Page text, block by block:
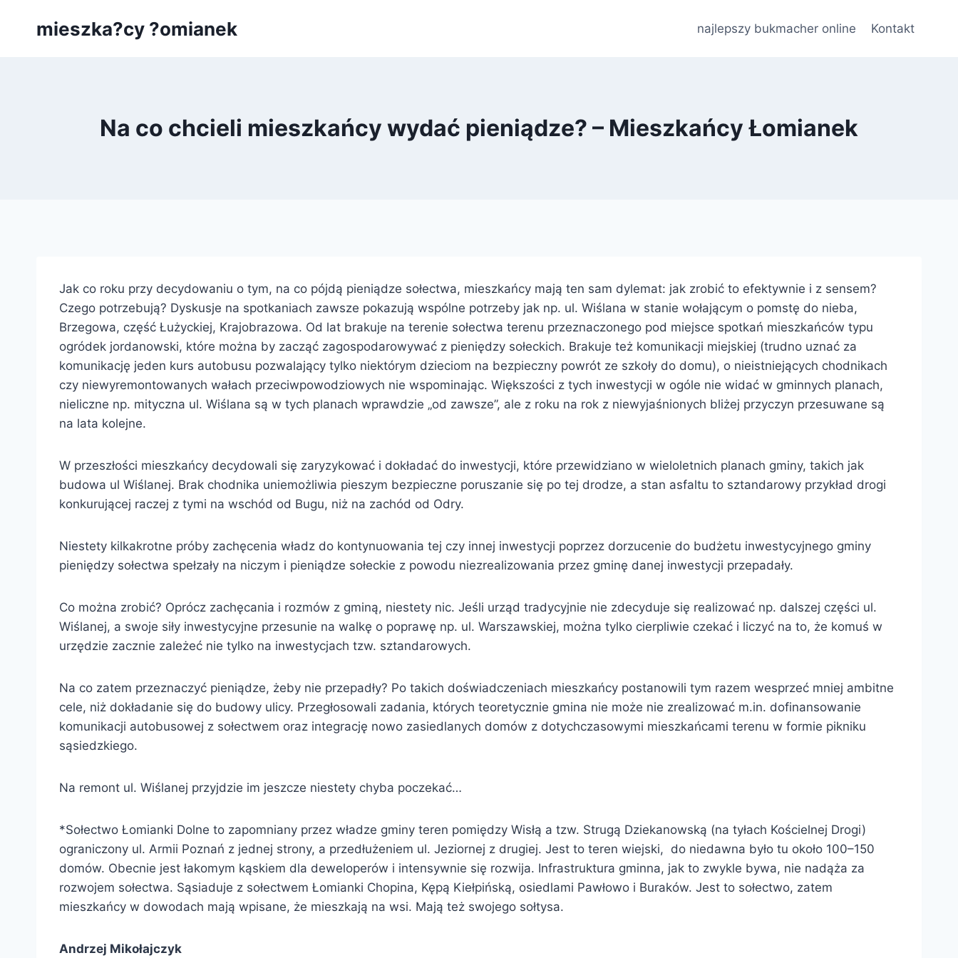
mieszka?cy ?omianek najlepszy bukmacher online Kontakt
Na co chcieli mieszkańcy wydać pieniądze? – Mieszkańcy Łomianek
Jak co roku przy decydowaniu o tym, na co pójdą pieniądze sołectwa, mieszkańcy mają ten sam dylemat: jak zrobić to efektywnie i z sensem?
Czego potrzebują? Dyskusje na spotkaniach zawsze pokazują wspólne potrzeby jak np. ul. Wiślana w stanie wołającym o pomstę do nieba,
Brzegowa, część Łużyckiej, Krajobrazowa. Od lat brakuje na terenie sołectwa terenu przeznaczonego pod miejsce spotkań mieszkańców typu
ogródek jordanowski, które można by zacząć zagospodarowywać z pieniędzy sołeckich. Brakuje też komunikacji miejskiej (trudno uznać za
komunikację jeden kurs autobusu pozwalający tylko niektórym dzieciom na bezpieczny powrót ze szkoły do domu), o nieistniejących chodnikach
czy niewyremontowanych wałach przeciwpowodziowych nie wspominając. Większości z tych inwestycji w ogóle nie widać w gminnych planach,
nieliczne np. mityczna ul. Wiślana są w tych planach wprawdzie „od zawsze”, ale z roku na rok z niewyjaśnionych bliżej przyczyn przesuwane są
na lata kolejne.
W przeszłości mieszkańcy decydowali się zaryzykować i dokładać do inwestycji, które przewidziano w wieloletnich planach gminy, takich jak
budowa ul Wiślanej. Brak chodnika uniemożliwia pieszym bezpieczne poruszanie się po tej drodze, a stan asfaltu to sztandarowy przykład drogi
konkurującej raczej z tymi na wschód od Bugu, niż na zachód od Odry.
Niestety kilkakrotne próby zachęcenia władz do kontynuowania tej czy innej inwestycji poprzez dorzucenie do budżetu inwestycyjnego gminy
pieniędzy sołectwa spełzały na niczym i pieniądze sołeckie z powodu niezrealizowania przez gminę danej inwestycji przepadały.
Co można zrobić? Oprócz zachęcania i rozmów z gminą, niestety nic. Jeśli urząd tradycyjnie nie zdecyduje się realizować np. dalszej części ul.
Wiślanej, a swoje siły inwestycyjne przesunie na walkę o poprawę np. ul. Warszawskiej, można tylko cierpliwie czekać i liczyć na to, że komuś w
urzędzie zacznie zależeć nie tylko na inwestycjach tzw. sztandarowych.
Na co zatem przeznaczyć pieniądze, żeby nie przepadły? Po takich doświadczeniach mieszkańcy postanowili tym razem wesprzeć mniej ambitne
cele, niż dokładanie się do budowy ulicy. Przegłosowali zadania, których teoretycznie gmina nie może nie zrealizować m.in. dofinansowanie
komunikacji autobusowej z sołectwem oraz integrację nowo zasiedlanych domów z dotychczasowymi mieszkańcami terenu w formie pikniku
sąsiedzkiego.
Na remont ul. Wiślanej przyjdzie im jeszcze niestety chyba poczekać…
*Sołectwo Łomianki Dolne to zapomniany przez władze gminy teren pomiędzy Wisłą a tzw. Strugą Dziekanowską (na tyłach Kościelnej Drogi)
ograniczony ul. Armii Poznań z jednej strony, a przedłużeniem ul. Jeziornej z drugiej. Jest to teren wiejski, do niedawna było tu około 100–150
domów. Obecnie jest łakomym kąskiem dla deweloperów i intensywnie się rozwija. Infrastruktura gminna, jak to zwykle bywa, nie nadąża za
rozwojem sołectwa. Sąsiaduje z sołectwem Łomianki Chopina, Kępą Kiełpińską, osiedlami Pawłowo i Buraków. Jest to sołectwo, zatem
mieszkańcy w dowodach mają wpisane, że mieszkają na wsi. Mają też swojego sołtysa.
Andrzej Mikołajczyk